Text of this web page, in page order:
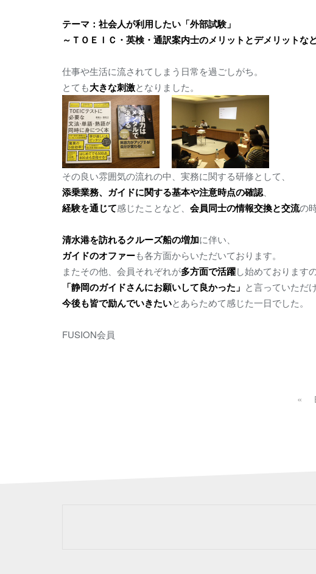
テーマ：社会人が利用したい「外部試験」
～ＴＯＥＩＣ・英検・通訳案内士のメリットとデメリットな
仕事や生活に流されてしまう日常を過ごしがち。
とても大きな刺激となりました。
その良い雰囲気の流れの中、実務に関する研修として、
添乗業務、ガイドに関する基本や注意時点の確認、
経験を通じて感じたことなど、 会員同士の情報交換と交流の
清水港を訪れるクルーズ船の増加に伴い、
ガイドのオファーも各方面からいただいております。
またその他、会員それぞれが多方面で活躍し始めておりますの
「静岡のガイドさんにお願いして良かった」 と言っていただ
今後も皆で励んでいきたいとあらためて感じた一日でした。
FUSION会員
«